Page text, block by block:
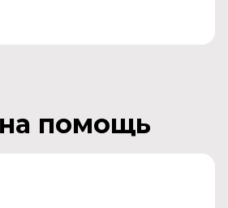
помощь